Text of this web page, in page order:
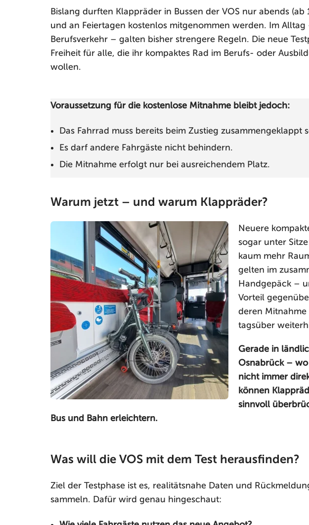
Bislang durften Klappräder in Bussen der VOS nur abends
und an Feiertagen kostenlos mitgenommen werden. Im
Berufsverkehr – galten bisher strengere Regeln. Die neue
Freiheit für alle, die ihr kompaktes Rad im Berufs- oder
wollen.
Voraussetzung für die kostenlose Mitnahme bleibt jedoch:
Das Fahrrad muss bereits beim Zustieg zusammengeklappt
Es darf andere Fahrgäste nicht behindern.
Die Mitnahme erfolgt nur bei ausreichendem Platz.
Warum jetzt – und warum Klappräder?
Neuere
sogar unter
kaum mehr
gelten im
Handgepäck –
Vorteil
deren Mitnahme
tagsüber
Gerade in
Osnabrück –
nicht immer
können
sinnvoll
Bus und Bahn erleichtern.
Was will die VOS mit dem Test herausfinden?
Ziel der Testphase ist es, realitätsnahe Daten und
sammeln. Dafür wird genau hingeschaut: